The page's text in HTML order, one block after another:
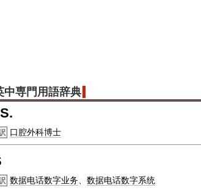
中専門用語辞典
口腔外科博士
数据电话数字业务、 数据电话数字系统